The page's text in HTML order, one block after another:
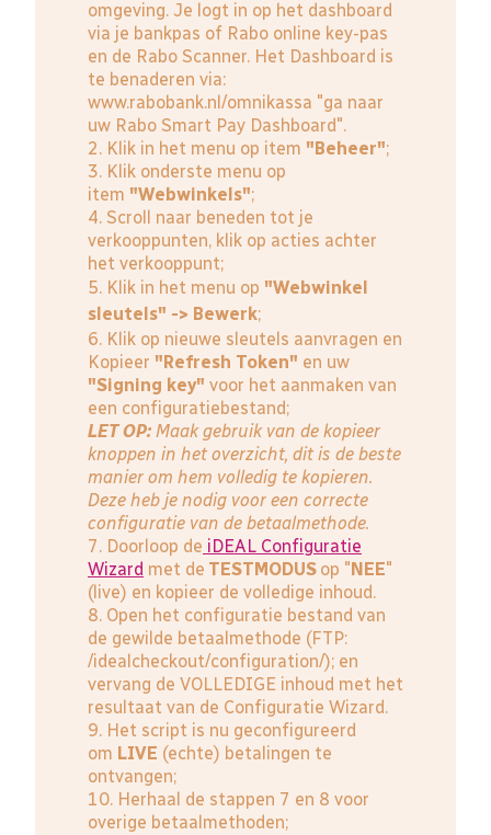
omgeving. Je logt in op het dashboard
via je bankpas of Rabo online key-pas
en de Rabo Scanner. Het Dashboard is
te benaderen via:
www.rabobank.nl/omnikassa "ga naar
uw Rabo Smart Pay Dashboard".
2. Klik in het menu op item "Beheer";
3. Klik onderste menu op
item "Webwinkels";
4. Scroll naar beneden tot je
verkooppunten, klik op acties achter
het verkooppunt;
5. Klik in het menu op "Webwinkel
sleutels" -> Bewerk;
6. Klik op nieuwe sleutels aanvragen en
Kopieer "Refresh Token" en uw
"Signing key" voor het aanmaken van
een configuratiebestand;
LET OP: Maak gebruik van de kopieer
knoppen in het overzicht, dit is de beste
manier om hem volledig te kopieren.
Deze heb je nodig voor een correcte
configuratie van de betaalmethode.
7. Doorloop de iDEAL Configuratie
Wizard met de TESTMODUS op " NEE"
(live) en kopieer de volledige inhoud.
8. Open het configuratie bestand van
de gewilde betaalmethode (FTP:
/idealcheckout/configuration/); en
vervang de VOLLEDIGE inhoud met het
resultaat van de Configuratie Wizard.
9. Het script is nu geconfigureerd
om LIVE (echte) betalingen te
ontvangen;
10. Herhaal de stappen 7 en 8 voor
overige betaalmethoden;